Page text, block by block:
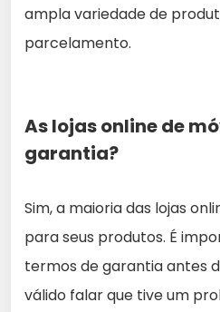
ampla variedade de
parcelamento.
As lojas online de
garantia?
Sim, a maioria das lojas
para seus produtos. É
termos de garantia antes
válido falar que tive um